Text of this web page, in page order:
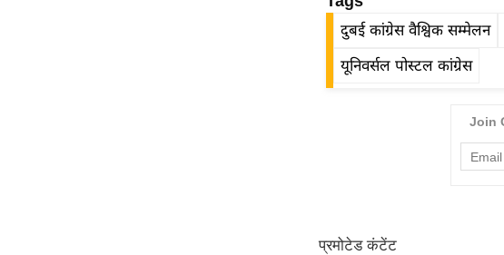
दुबई कांग्रेस वैश्विक सम्मेलन
यूनिवर्सल पोस्टल कांग्रेस